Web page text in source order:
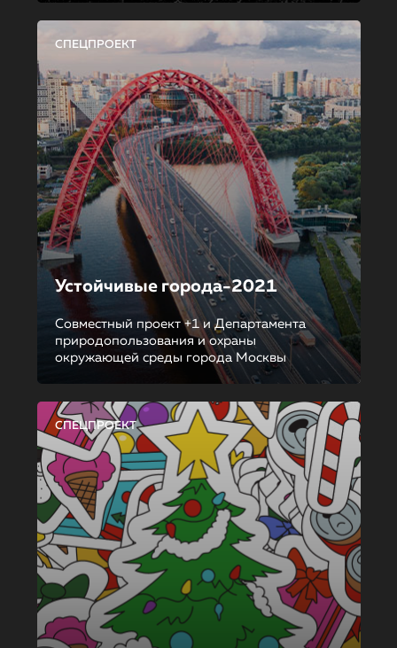
СПЕЦПРОЕКТ
Устойчивые города-2021
Совместный проект +1 и Департамента
природопользования и охраны
окружающей среды города Москвы
СПЕЦПРОЕКТ